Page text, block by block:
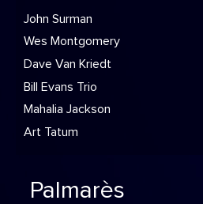
John Surman
Wes Montgomery
Dave Van Kriedt
Bill Evans Trio
Mahalia Jackson
Art Tatum
Palmarès